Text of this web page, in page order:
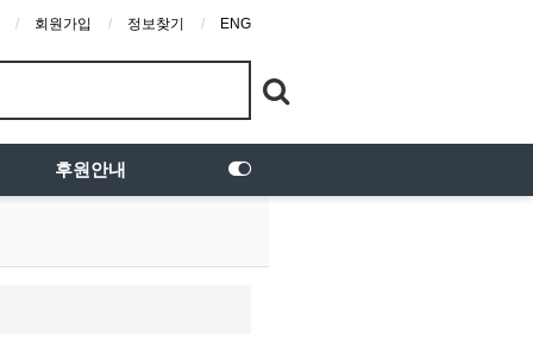
회원가입 정보찾기 ENG
후원안내